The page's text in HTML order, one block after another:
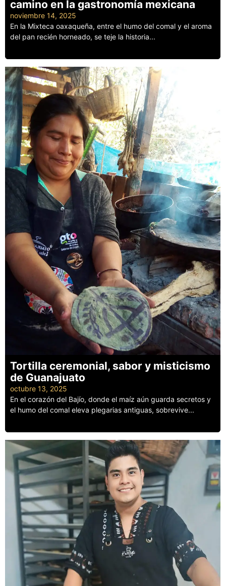
camino en la gastronomía mexicana
noviembre 14, 2025
En la Mixteca oaxaqueña, entre el humo del comal y el aroma
del pan recién horneado, se teje la historia...
Tortilla ceremonial, sabor y misticismo
de Guanajuato
octubre 13, 2025
En el corazón del Bajío, donde el maíz aún guarda secretos y
el humo del comal eleva plegarias antiguas, sobrevive...